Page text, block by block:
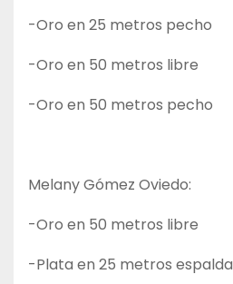
-Oro en 25 metros pecho
-Oro en 50 metros libre
-Oro en 50 metros pecho
Melany Gómez Oviedo:
-Oro en 50 metros libre
-Plata en 25 metros espalda